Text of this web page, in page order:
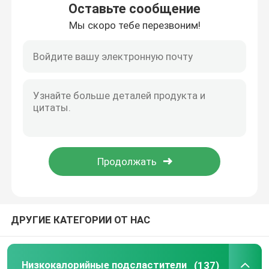
Путешествие фабрики
Свяжитесь мы
Спросите цитату
сахарные спирты
Устойчивый декстрин
Оставьте сообщение
Мы скоро тебе перезвоним!
ДРУГИЕ КАТЕГОРИИ ОТ НАС
Низкокалорийные подсластители (137)